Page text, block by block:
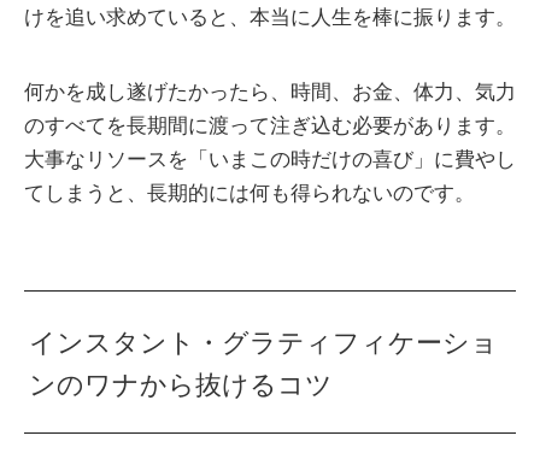
けを追い求めていると、本当に人生を棒に振ります。
何かを成し遂げたかったら、時間、お金、体力、気力
のすべてを長期間に渡って注ぎ込む必要があります。
大事なリソースを「いまこの時だけの喜び」に費やし
てしまうと、長期的には何も得られないのです。
インスタント・グラティフィケーショ
ンのワナから抜けるコツ